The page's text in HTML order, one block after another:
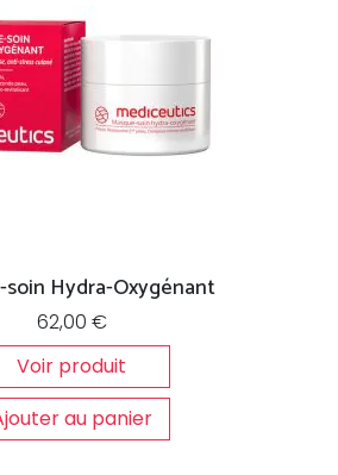
soin Hydra-Oxygénant
62,00 €
Voir produit
au panier